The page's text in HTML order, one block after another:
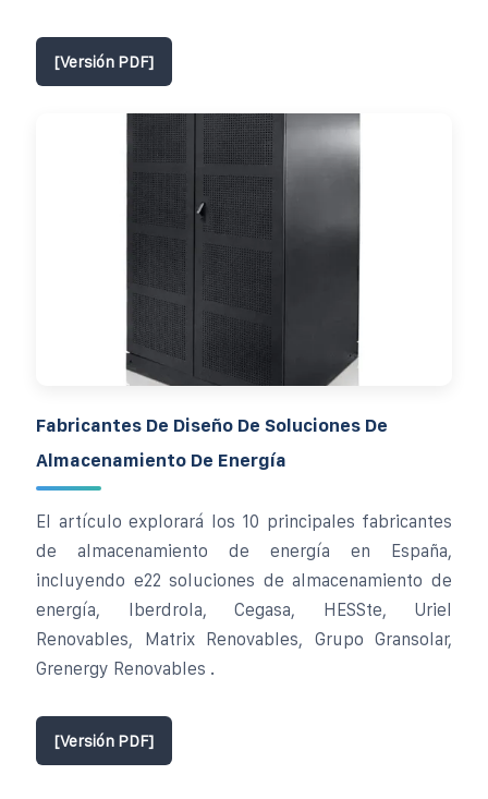
[Versión PDF]
Fabricantes De Diseño De Soluciones De
Almacenamiento De Energía
El artículo explorará los 10 principales fabricantes
de almacenamiento de energía en España,
incluyendo e22 soluciones de almacenamiento de
energía, Iberdrola, Cegasa, HESSte, Uriel
Renovables, Matrix Renovables, Grupo Gransolar,
Grenergy Renovables .
[Versión PDF]